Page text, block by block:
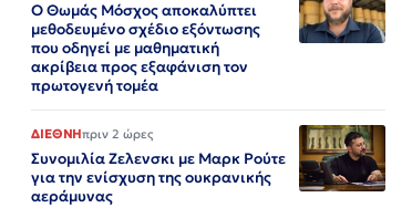
Ο Θωμάς Μόσχος αποκαλύπτει
μεθοδευμένο σχέδιο εξόντωσης
που οδηγεί με μαθηματική
ακρίβεια προς εξαφάνιση τον
πρωτογενή τομέα
ΔΙΕΘΝΗπριν 2 ώρες
Συνομιλία Ζελενσκι με Μαρκ Ρούτε
για την ενίσχυση της ουκρανικής
αεράμυνας